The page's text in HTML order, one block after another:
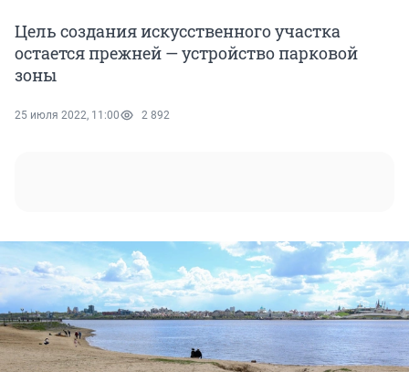
Цель создания искусственного участка
остается прежней — устройство парковой
зоны
25 июля 2022, 11:00 2 892